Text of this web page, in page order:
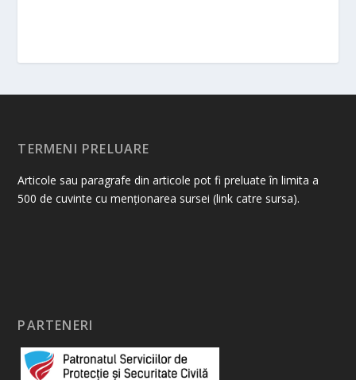
TERMENI PRELUARE
Articole sau paragrafe din articole pot fi preluate în limita a
500 de cuvinte cu menționarea sursei (link catre sursa).
PARTENERI